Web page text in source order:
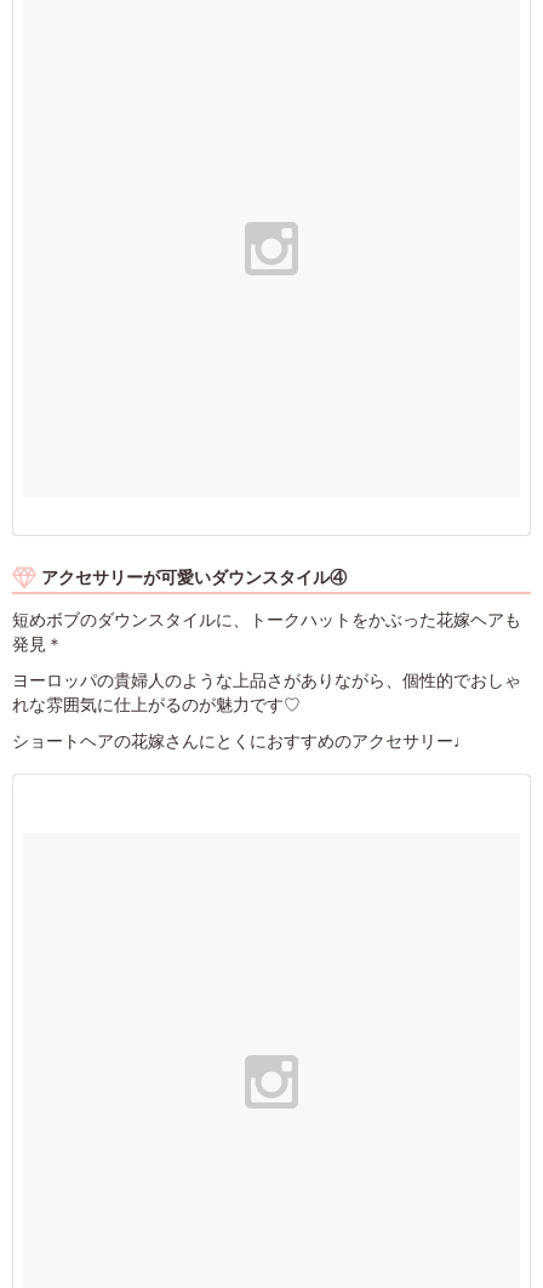
アクセサリーが可愛いダウンスタイル④
短めボブのダウンスタイルに、トークハットをかぶった花嫁ヘアも
発見＊
ヨーロッパの貴婦人のような上品さがありながら、個性的でおしゃ
れな雰囲気に仕上がるのが魅力です♡
ショートヘアの花嫁さんにとくにおすすめのアクセサリー♩